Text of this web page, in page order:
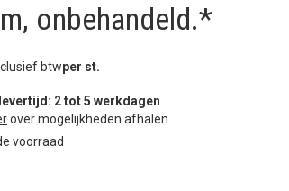
onbehandeld.*
btwper st.
2 tot 5 werkdagen
over mogelijkheden afhalen
voorraad